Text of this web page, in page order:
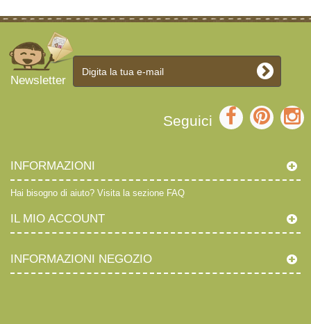
Newsletter
Seguici
INFORMAZIONI
Hai bisogno di aiuto? Visita la sezione FAQ
IL MIO ACCOUNT
INFORMAZIONI NEGOZIO